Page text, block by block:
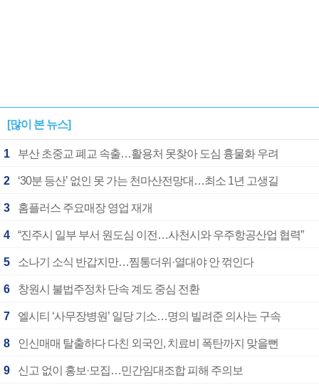
[많이 본 뉴스]
1 부산 초중교 폐교 속출…활용처 못찾아 도심 흉물화 우려
2 ‘30분 등산’ 없인 못 가는 천마산전망대…최소 1년 고생길
3 홈플러스 주요매장 영업 재개
4 “진주시 일부 부서 원도심 이전…사천시와 우주항공산업 협력”
5 소나기 소식 반갑지만…찜통더위·열대야 안 꺾인다
6 창원시 불법주정차 단속 계도 중심 전환
7 엘시티 ‘사무장병원’ 일당 기소…명의 빌려준 의사는 구속
8 인신매매 탈출하다 다친 외국인, 치료비 폭탄까지 맞을뻔
9 신고 없이 홍보·모집…민간임대조합 피해 주의보